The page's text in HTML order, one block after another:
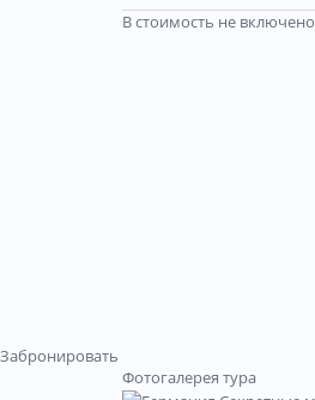
В стоимость не включено
Забронировать
Фотогалерея тура